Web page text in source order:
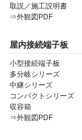
取説／施工説明書
⇒外観図PDF
屋内接続端子板
小型接続端子板
多分岐シリーズ
中継シリーズ
コンパクトシリーズ
収容箱
⇒外観図PDF